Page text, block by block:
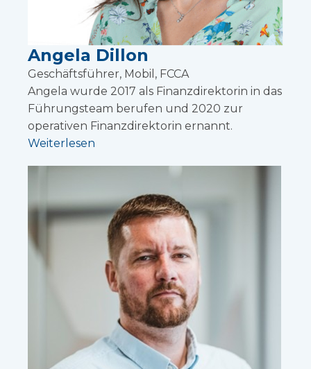
Angela Dillon
Geschäftsführer, Mobil, FCCA
Angela wurde 2017 als Finanzdirektorin in das
Führungsteam berufen und 2020 zur
operativen Finanzdirektorin ernannt.
Weiterlesen